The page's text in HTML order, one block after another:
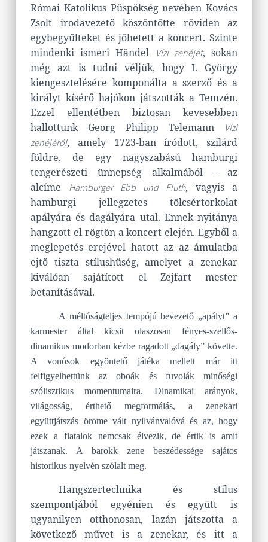
Római Katolikus Püspökség nevében Kovács
Zsolt irodavezető köszöntötte röviden az
egybegyűlteket és jöhetett a koncert. Szinte
mindenki ismeri Händel
Vízi zenéjét, sokan
még azt is tudni véljük, hogy I. György
kiengesztelésére komponálta a szerző és a
királyt kísérő hajókon játszották a Temzén.
Ezzel ellentétben biztosan kevesebben
hallottunk Georg Philipp Telemann
Vízi
zenéjéről, amely 1723-ban íródott, szilárd
földre, de egy nagyszabású hamburgi
tengerészeti ünnepség alkalmából – az
alcíme Hamburger Ebb und Fluth, vagyis a
hamburgi jellegzetes tölcsértorkolat
apályára és dagályára utal. Ennek nyitánya
hangzott el rögtön a koncert elején. Egyből a
meglepetés erejével hatott az az ámulatba
ejtő tiszta stílushűség, amelyet a zenekar
kiválóan sajátított el Zejfart mester
betanításával.
A méltóságteljes tempójú bevezető „apályt” a
karmester által kicsit olaszosan fényes-szellős-
dinamikus modorban kézbe ragadott „dagály” követte.
A vonósok egyöntetű játéka mellett már itt
felfigyelhettünk az oboák és fuvolák minőségi
szólisztikus momentumaira. Dinamikai arányok,
világosság, érthető megformálás, a zenekari
együttjátszás öröme vált nyilvánvalóvá és az, hogy
ezek a fiatalok nemcsak élvezik, de értik is amit
játszanak. A barokk zene beszédessége sajátos
historikus nyelvén szólalt meg.
Hangszertechnika és stílus
szempontjából egyénien és együtt is
ugyanilyen otthonosan, lazán játszotta a
következő művet is a zenekar, és itt a